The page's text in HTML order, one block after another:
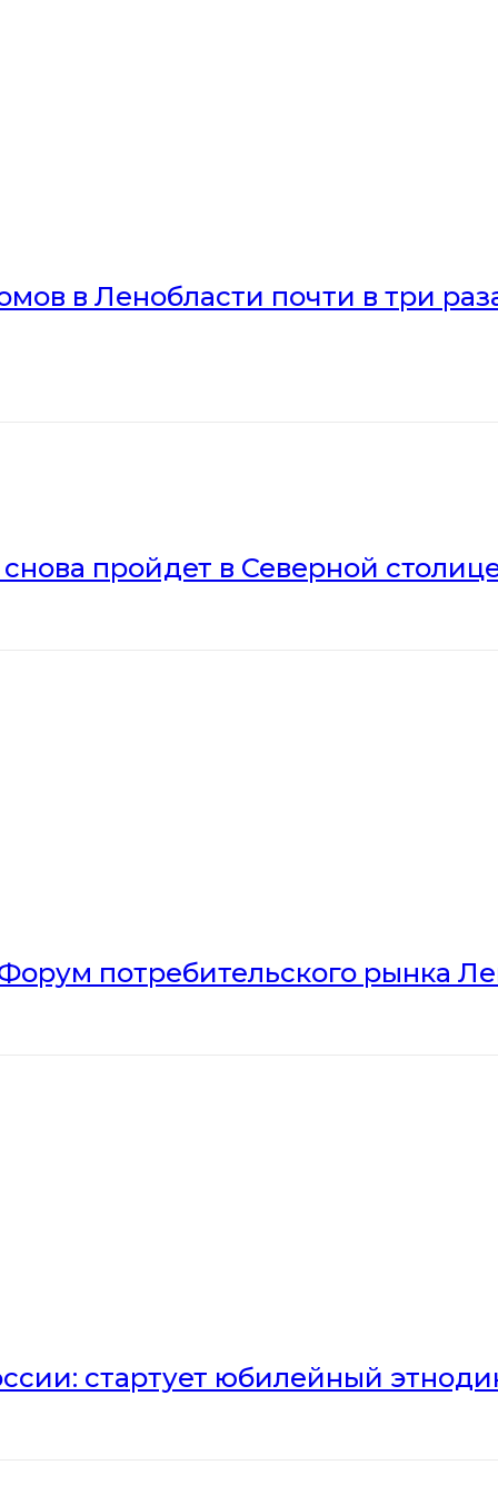
в Ленобласти почти в три
пройдет в Северной
потребительского рынка
стартует юбилейный